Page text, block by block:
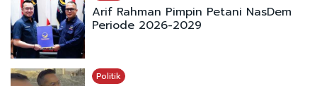
Arif Rahman Pimpin Petani NasDem
Periode 2026-2029
Politik